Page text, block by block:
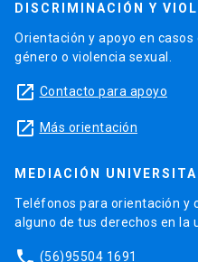
DISCRIMINACIÓN Y
Orientación y apoyo en
género o violencia sexual.
launch Contacto para apoyo
launch Más orientación
MEDIACIÓN
Teléfonos para orientación y
alguno de tus derechos en la
(56)95504 1691